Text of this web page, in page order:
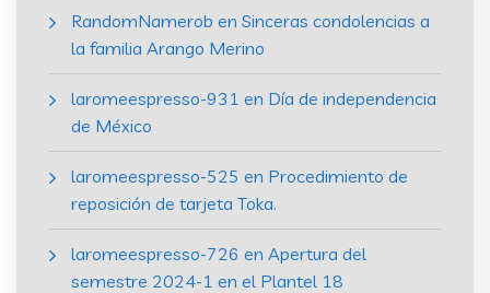
RandomNamerob en Sinceras condolencias a
la familia Arango Merino
laromeespresso-931 en Día de independencia
de México
laromeespresso-525 en Procedimiento de
reposición de tarjeta Toka.
laromeespresso-726 en Apertura del
semestre 2024-1 en el Plantel 18